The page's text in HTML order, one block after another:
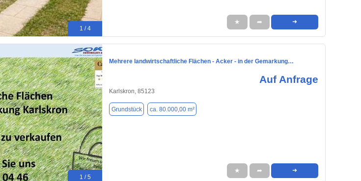
1 / 4
★ ➦ ➜
1 / 5
Mehrere landwirtschaftliche Flächen - Acker - in der Gemarkung…
Auf Anfrage
Karlskron, 85123
Grundstück ca. 80.000,00 m²
★ ➦ ➜